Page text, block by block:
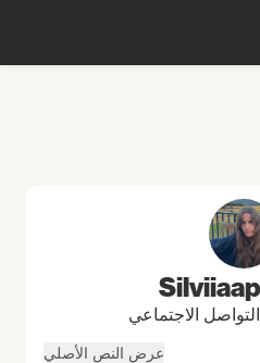
الاجتماعي
عرض النص الأصلي